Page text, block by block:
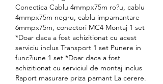
Conectica Cablu 4mmpx75m ro?u, cablu
4mmpx75m negru, cablu impamantare
6mmpx75m, conectori MC4 Montaj 1 set
*Doar daca a fost achizitionat cu acest
serviciu inclus Transport 1 set Punere in
func?iune 1 set *Doar daca a fost
achizitionat cu serviciul de montaj inclus
Raport masurare priza pamant La cerere.